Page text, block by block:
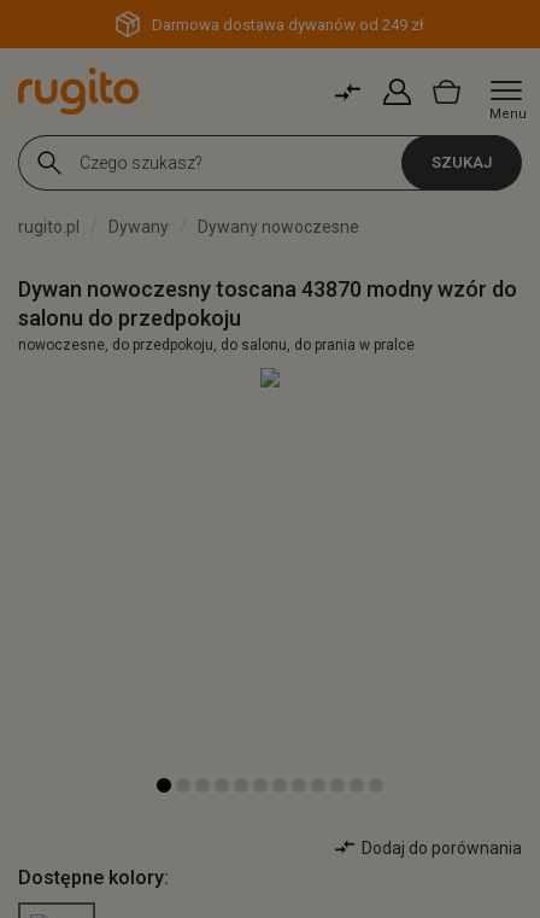
Darmowa dostawa dywanów od 249 zł
Menu
SZUKAJ
rugito.pl Dywany Dywany nowoczesne
Dywan nowoczesny toscana 43870 modny wzór do
salonu do przedpokoju
nowoczesne, do przedpokoju, do salonu, do prania w pralce
Dodaj do porównania
Dostępne kolory: